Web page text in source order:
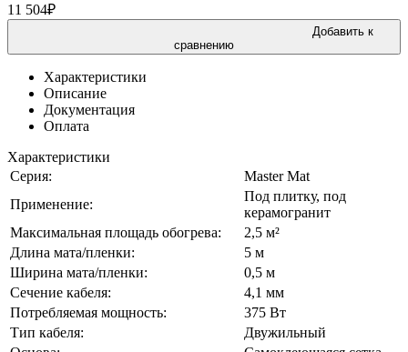
11 504₽
Добавить к
сравнению
Характеристики
Описание
Документация
Оплата
Характеристики
Серия:
Master Mat
Применение:
Под плитку, под
керамогранит
Максимальная площадь обогрева:
2,5 м²
Длина мата/пленки:
5 м
Ширина мата/пленки:
0,5 м
Сечение кабеля:
4,1 мм
Потребляемая мощность:
375 Вт
Тип кабеля:
Двужильный